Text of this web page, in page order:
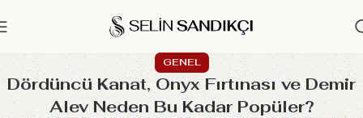
GENEL
Dördüncü Kanat, Onyx Fırtınası ve Demir
Alev Neden Bu Kadar Popüler?